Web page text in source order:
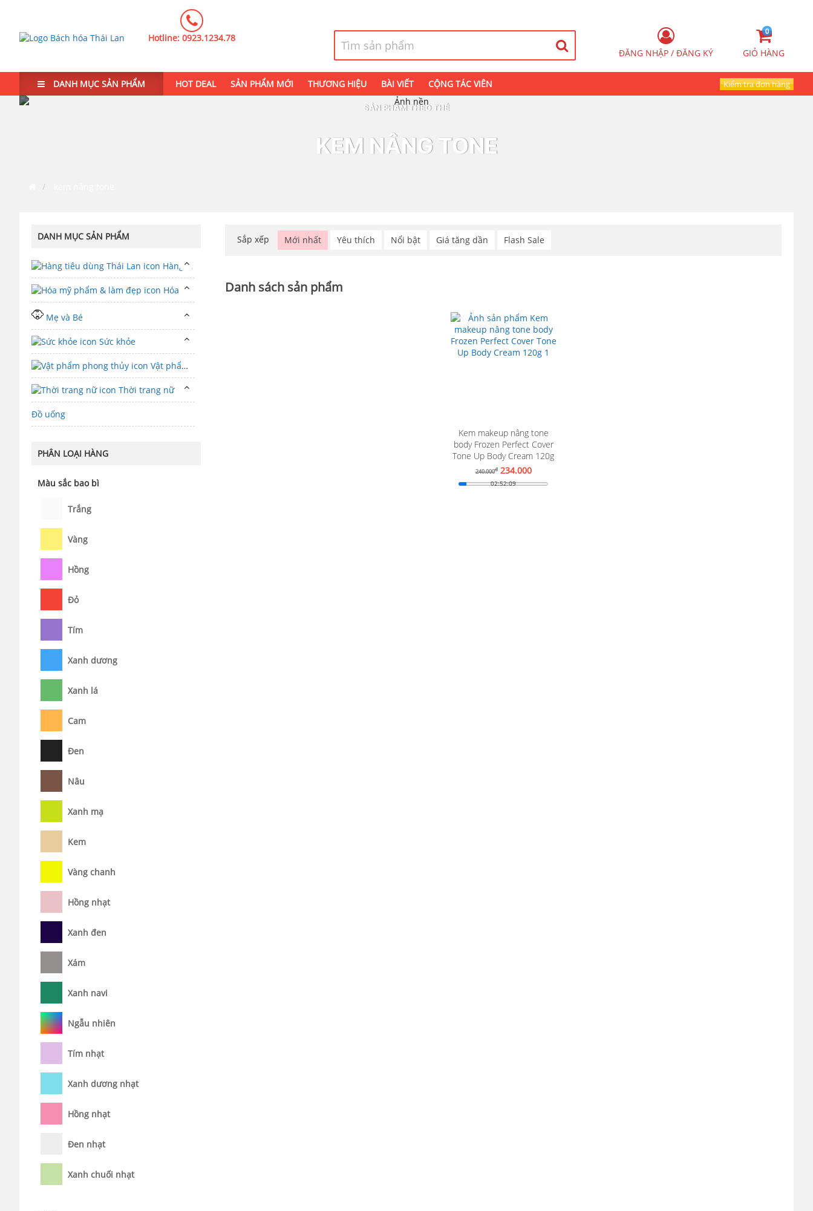
Hotline: 0923.1234.78
ĐĂNG NHẬP / ĐĂNG KÝ
0
GIỎ HÀNG
DANH MỤC SẢN PHẨM HOT DEAL SẢN PHẨM MỚI THƯƠNG HIỆU BÀI VIẾT CỘNG TÁC VIÊN Kiểm tra đơn hàng
SẢN PHẨM THEO THẺ
KEM NÂNG TONE
DANH MỤC SẢN PHẨM
Hàng tiêu dùng Thái Lan
Hóa mỹ phẩm & làm đẹp
Mẹ và Bé
Sức khỏe
Vật phẩm phong thủy
Thời trang nữ
Đồ uống
PHÂN LOẠI HÀNG
Màu sắc bao bì
Trắng
Vàng
Hồng
Đỏ
Tím
Xanh dương
Xanh lá
Cam
Đen
Nâu
Xanh mạ
Kem
Vàng chanh
Hồng nhạt
Xanh đen
Xám
Xanh navi
Ngẫu nhiên
Tím nhạt
Xanh dương nhạt
Hồng nhạt
Đen nhạt
Xanh chuối nhạt
Sắp xếp Mới nhất Yêu thích Nổi bật Giá tăng dần Flash Sale
Danh sách sản phẩm
Kem makeup nâng tone
body Frozen Perfect Cover
Tone Up Body Cream 120g
240.000đ234.000
Xem chi tiết
02:52:08